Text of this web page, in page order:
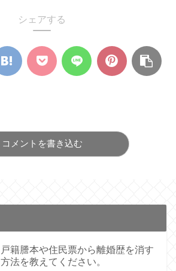
シェアする
コメントを書き込む
戸籍謄本や住民票から離婚歴を消す
方法を教えてください。